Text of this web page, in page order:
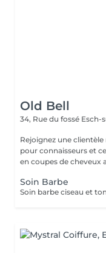
Old Bell
34, Rue du fossé Esch-
Rejoignez une
pour connaisseurs et
en coupes de cheveux
Soin Barbe